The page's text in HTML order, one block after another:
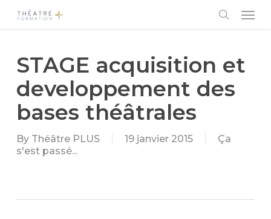
main
STAGE acquisition et
developpement des
bases théâtrales
By Théâtre PLUS 19 janvier 2015
Ça
s'est passé...